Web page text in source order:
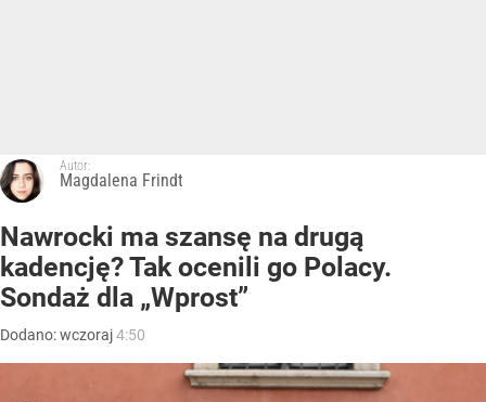
Autor:
Magdalena Frindt
Nawrocki ma szansę na drugą
kadencję? Tak ocenili go Polacy.
Sondaż dla „Wprost”
Dodano:wczoraj4:50